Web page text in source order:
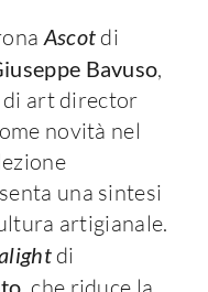
Ascot di
Bavuso,
di art director
novità nel
una sintesi
artigianale.
di